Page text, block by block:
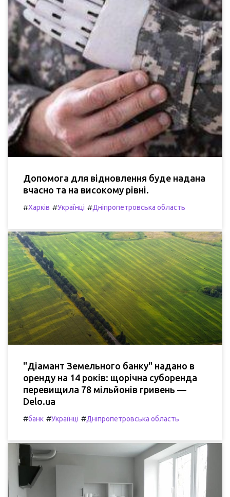
Допомога для відновлення буде надана
вчасно та на високому рівні.
#Харків #Українці #Дніпропетровська область
"Діамант Земельного банку" надано в
оренду на 14 років: щорічна суборенда
перевищила 78 мільйонів гривень —
Delo.ua
#банк #Українці #Дніпропетровська область